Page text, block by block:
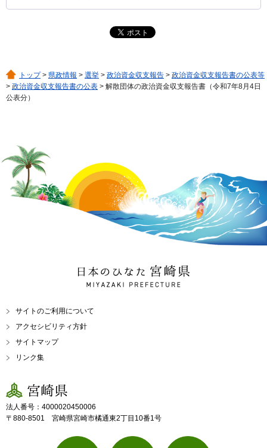
トップ> 県政情報 > 選挙 > 政治資金収支報告 > 政治資金収支報告書の公表等
> 政治資金収支報告書の公表 > 解散団体の政治資金収支報告書（令和7年8月4日
公表分）
日本のひなた 宮崎県
MIYAZAKI PREFECTURE
サイトのご利用について
アクセシビリティ方針
サイトマップ
リンク集
宮崎県
法人番号：4000020450006
〒880-8501 宮崎県宮崎市橘通東2丁目10番1号